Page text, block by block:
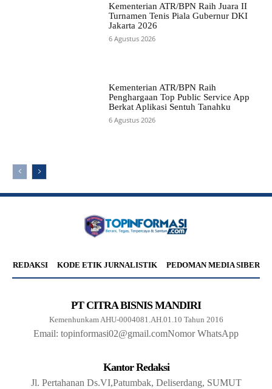
Kementerian ATR/BPN Raih Juara II
Turnamen Tenis Piala Gubernur DKI
Jakarta 2026
6 Agustus 2026
Kementerian ATR/BPN Raih
Penghargaan Top Public Service App
Berkat Aplikasi Sentuh Tanahku
6 Agustus 2026
REDAKSI KODE ETIK JURNALISTIK PEDOMAN MEDIA SIBER
PT CITRA BISNIS MANDIRI
Kemenhunkam AHU-0004081.AH.01.10 Tahun 2016
Email: topinformasi02@gmail.comNomor WhatsApp
Kantor Redaksi
Jl. Pertahanan Ds.VI,Patumbak, Deliserdang, SUMUT